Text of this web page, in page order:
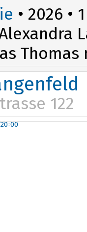
• 2026 •
122
20:00